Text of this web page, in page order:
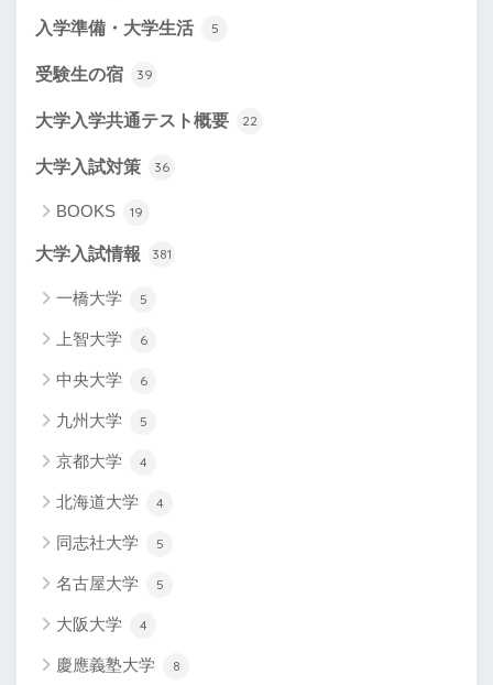
入学準備・大学生活 5
受験生の宿 39
大学入学共通テスト概要 22
大学入試対策 36
BOOKS 19
大学入試情報 381
一橋大学 5
上智大学 6
中央大学 6
九州大学 5
京都大学 4
北海道大学 4
同志社大学 5
名古屋大学 5
大阪大学 4
慶應義塾大学 8